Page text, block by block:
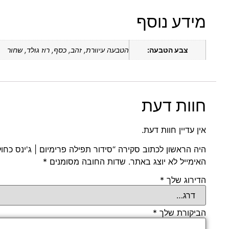
מידע נוסף
צבע הטבעה: הטבעה עיוורת, זהב, כסף, רוז גולד, שחור
חוות דעת
אין עדיין חוות דעת.
היה הראשון לכתוב סקירה “סידור תפילה פרימיום | ג'ינס
האימייל לא יוצג באתר. שדות החובה מסומנים *
הדירוג שלך *
הביקורת שלך *